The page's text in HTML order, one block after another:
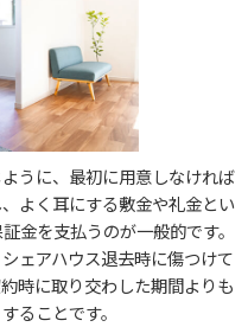
うに、最初に用意しなければ
よく耳にする敷金や礼金とい
金を支払うのが一般的です。
ェアハウス退去時に傷つけて
時に取り交わした期間よりも
ることです。